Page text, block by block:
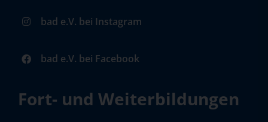
bad e.V. bei Instagram
bad e.V. bei Facebook
Fort- und Weiterbildungen